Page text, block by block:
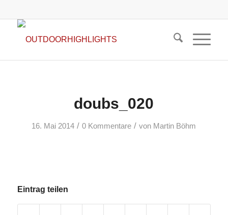
doubs_020
16. Mai 2014 / 0 Kommentare / von Martin Böhm
Eintrag teilen